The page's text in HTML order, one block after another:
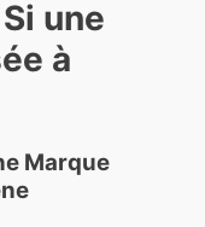
une
à
Marque